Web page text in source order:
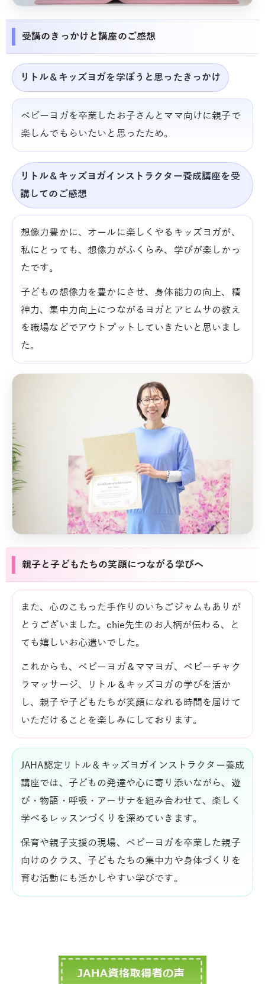
受講のきっかけと講座のご感想
リトル＆キッズヨガを学ぼうと思ったきっかけ
ベビーヨガを卒業したお子さんとママ向けに親子で
楽しんでもらいたいと思ったため。
リトル＆キッズヨガインストラクター養成講座を受
講してのご感想
想像力豊かに、オールに楽しくやるキッズヨガが、
私にとっても、想像力がふくらみ、学びが楽しかっ
たです。
子どもの想像力を豊かにさせ、身体能力の向上、精
神力、集中力向上につながるヨガとアヒムサの教え
を職場などでアウトプットしていきたいと思いまし
た。
親子と子どもたちの笑顔につながる学びへ
また、心のこもった手作りのいちごジャムもありが
とうございました。chie先生のお人柄が伝わる、と
ても嬉しいお心遣いでした。
これからも、ベビーヨガ＆ママヨガ、ベビーチャク
ラマッサージ、リトル＆キッズヨガの学びを活か
し、親子や子どもたちが笑顔になれる時間を届けて
いただけることを楽しみにしております。
JAHA認定リトル＆キッズヨガインストラクター養成
講座では、子どもの発達や心に寄り添いながら、遊
び・物語・呼吸・アーサナを組み合わせて、楽しく
学べるレッスンづくりを深めていきます。
保育や親子支援の現場、ベビーヨガを卒業した親子
向けのクラス、子どもたちの集中力や身体づくりを
育む活動にも活かしやすい学びです。